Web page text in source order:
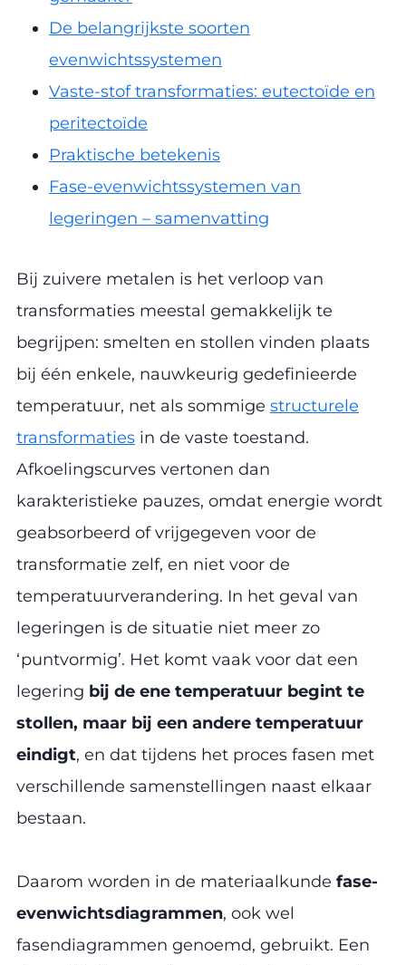
De belangrijkste soorten
evenwichtssystemen
Vaste-stof transformaties: eutectoïde en
peritectoïde
Praktische betekenis
Fase-evenwichtssystemen van
legeringen – samenvatting
Bij zuivere metalen is het verloop van
transformaties meestal gemakkelijk te
begrijpen: smelten en stollen vinden plaats
bij één enkele, nauwkeurig gedefinieerde
temperatuur, net als sommige structurele
transformaties in de vaste toestand.
Afkoelingscurves vertonen dan
karakteristieke pauzes, omdat energie wordt
geabsorbeerd of vrijgegeven voor de
transformatie zelf, en niet voor de
temperatuurverandering. In het geval van
legeringen is de situatie niet meer zo
‘puntvormig’. Het komt vaak voor dat een
legering bij de ene temperatuur begint te
stollen, maar bij een andere temperatuur
eindigt, en dat tijdens het proces fasen met
verschillende samenstellingen naast elkaar
bestaan.
Daarom worden in de materiaalkunde fase-
evenwichtsdiagrammen, ook wel
fasendiagrammen genoemd, gebruikt. Een